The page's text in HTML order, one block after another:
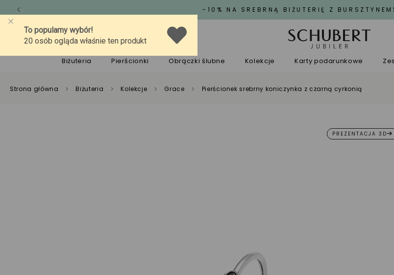
-10% NA SREBRNĄ BIŻUTERIĘ Z BURSZTYNEM
O marceJakośćPomoc
Biżuteria Pierścionki Obrączki ślubne Kolekcje Karty podarunkowe
Strona główna Biżuteria Kolekcje Grace Pierścionek srebrny koniczynka z czarną cyrkonią
PREZENTACJA 3D